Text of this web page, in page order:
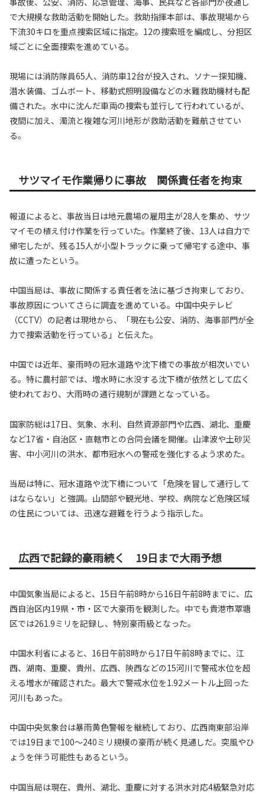
で大規模な救助活動を開始した。救助指揮本部は、事故現場から
下流30キロを重点捜索区域に指定。12の捜索班を編成し、分担区
域ごとに全面捜索を進めている。
現場には消防隊員65人、消防車12台が投入され、ソナー探知機、
潜水装備、ゴムボート、移動式照明設備などの水難救助機材も配
備された。水中に沈んだ車両の捜索も並行して行われているが、
夜間に加え、濁流と複雑な河川地形が救助活動を難航させてい
る。
サツマイモ作業帰りに事故 関係責任者を拘束
報道によると、事故当日は地元農場の雇用主が28人を集め、サツ
マイモの植え付け作業を行っていた。作業終了後、13人は自力で
帰宅したが、残る15人が小型トラックに乗って帰宅する途中、事
故に遭ったという。
中国当局は、事故に関係する責任者を法に基づき拘束しており、
事故原因についてさらに調査を進めている。中国中央テレビ
（CCTV）の記者は現地から、「現在も公安、消防、海事部門が全
力で捜索活動を行っている」と伝えた。
中国では近年、豪雨時の冠水道路や沈下橋での事故が相次いでい
る。特に農村部では、増水時に水没する沈下橋が依然として広く
使われており、大雨時の通行規制が課題となっている。
国家防総は17日、気象、水利、自然資源部門や広西、湖北、重慶
など17省・自治区・直轄市との合同会議を開催。山津波や土砂災
害、中小河川の洪水、都市冠水への警戒を強化するよう求めた。
当局は特に、冠水道路や沈下橋について「危険を冒して通行して
はならない」と強調。山間部や観光地、学校、病院など危険区域
の住民については、迅速な避難を行うよう指示した。
広西で記録的豪雨続く 19日まで大雨予想
中国気象当局によると、15日午前8時から16日午前8時までに、広
西自治区内19県・市・区で大豪雨を観測した。中でも貴港市覃塘
区では261.9ミリを記録し、特別豪雨級となった。
中国水利省によると、16日午前8時から17日午前8時までに、江
西、湖南、重慶、貴州、広西、陝西などの15河川で警戒水位を超
える増水が確認された。最大で警戒水位を1.92メートル上回った
河川もあった。
中国中央気象台は暴雨黄色警報を継続しており、広西南東部沿岸
では19日まで100～240ミリ規模の豪雨が続く見通しだ。突風やひ
ょうを伴う可能性もあるという。
中国当局は現在、貴州、湖北、重慶に対する洪水対応4級緊急対応